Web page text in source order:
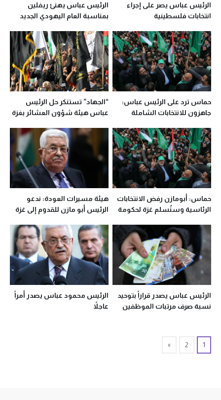
الرئيس عباس يصر على إجراء
انتخابات فلسطينية
الرئيس عباس يهنئ ريفلين
بمناسبة العام اليهودي الجديد
حماس ترد على الرئيس عباس:
جاهزون للانتخابات الشاملة
“الجهاد” تستنكر حل الرئيس
عباس هيئة شؤون العشائر بغزة
حماس: أبومازن رفض الانتخابات
الرئاسية وسنُسلم غزة لحكومة
هيئة مسيرات العودة: ندعو
الرئيس أبو مازن للقدوم إلى غزة
الرئيس عباس يصدر قراراً بتوحيد
نسبة صرف مرتبات الموظفين
الرئيس محمود عباس يصدر أمراً
عاجلاً
1
2
»